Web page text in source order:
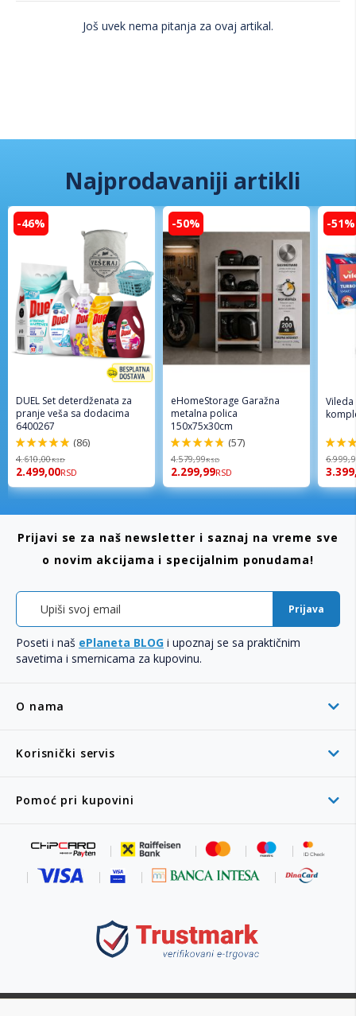
Još uvek nema pitanja za ovaj artikal.
Najprodavaniji artikli
-46%
DUEL Set deterdženata za
pranje veša sa dodacima
6400267
98%
(86)
4.610,00RSD
2.499,00RSD
-50%
eHomeStorage Garažna
metalna polica
150x75x30cm
96%
(57)
4.579,99RSD
2.299,99RSD
-51%
92%
O nama
Korisnički servis
Pomoć pri kupovini
Prijavi se za naš newsletter i saznaj na vreme sve
o novim akcijama i specijalnim ponudama!
Prijava
Poseti i naš ePlaneta BLOG i upoznaj se sa praktičnim
savetima i smernicama za kupovinu.